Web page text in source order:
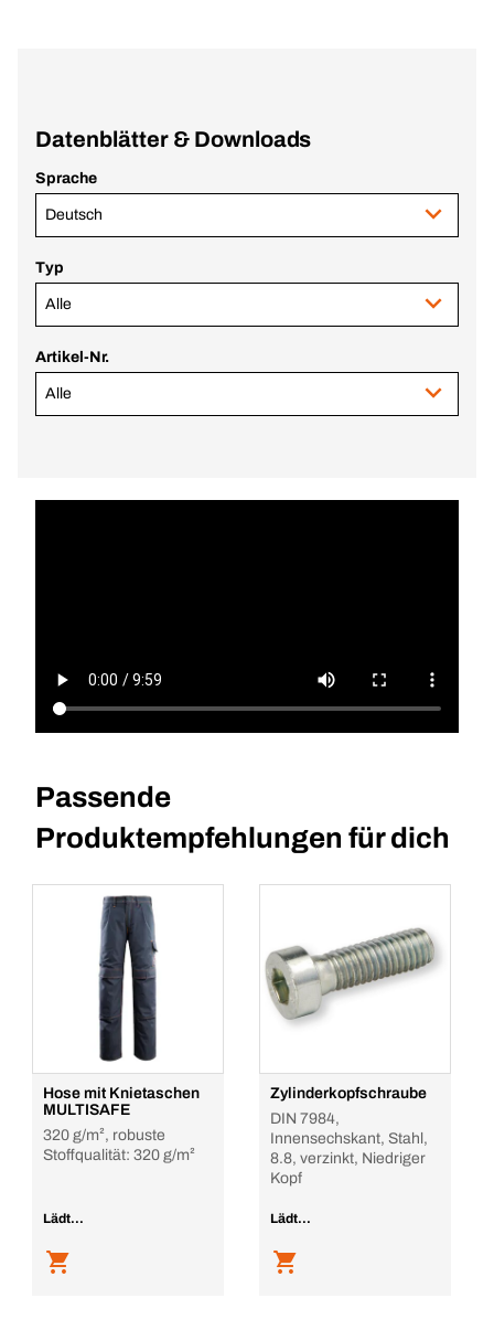
Datenblätter & Downloads
Sprache
Deutsch
Typ
Alle
Artikel-Nr.
Alle
Passende
Produktempfehlungen für dich
Hose mit Knietaschen
MULTISAFE
320 g/m², robuste
Stoffqualität: 320 g/m²
Lädt...
Zylinderkopfschraube
DIN 7984,
Innensechskant, Stahl,
8.8, verzinkt, Niedriger
Kopf
Lädt...